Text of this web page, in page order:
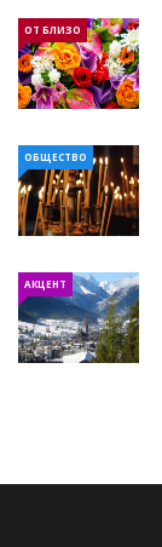
ОТ БЛИЗО
ОБЩЕСТВО
АКЦЕНТ